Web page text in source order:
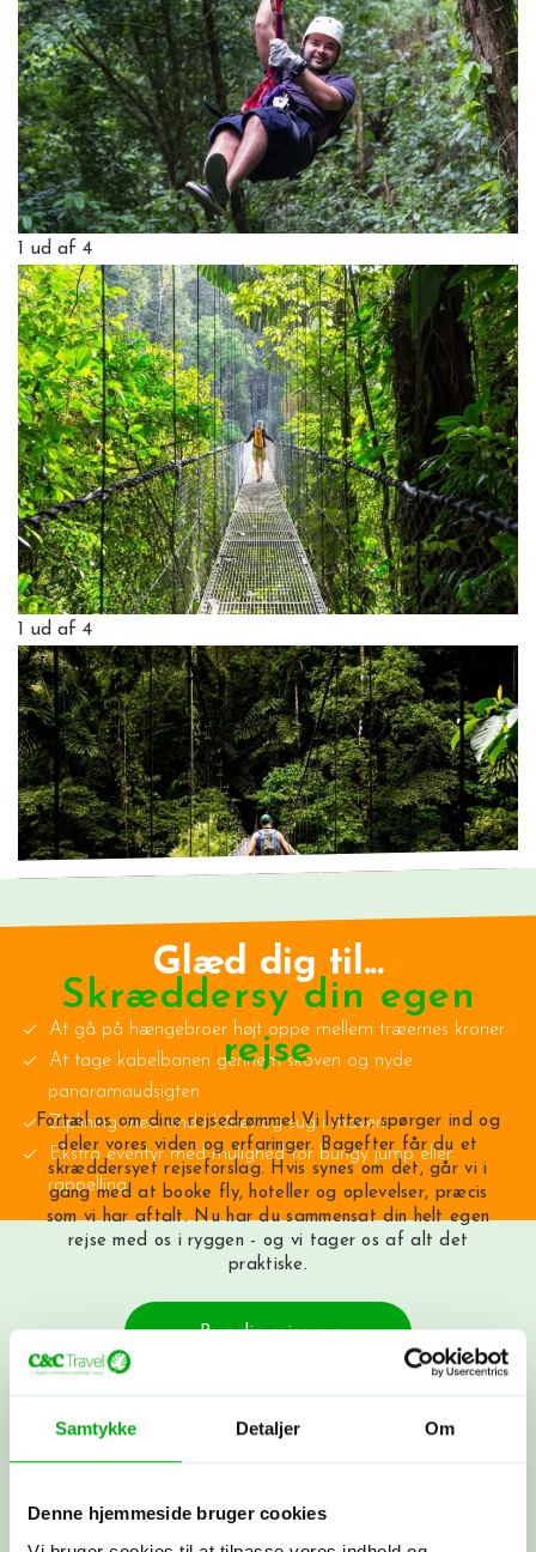
Samtykke Detaljer Om
Denne hjemmeside bruger cookies
1 ud af 4
1 ud af 4
Glæd dig til...
At gå på hængebroer højt oppe mellem træernes kroner
At tage kabelbanen gennem skoven og nyde
panoramaudsigten
Ziplining med vind i håret og sug i maven
Ekstra eventyr med mulighed for bungy jump eller
rappelling
Skræddersy din egen
rejse
Fortæl os om dine rejsedrømme! Vi lytter, spørger ind og
deler vores viden og erfaringer. Bagefter får du et
skræddersyet rejseforslag. Hvis synes om det, går vi i
gang med at booke fly, hoteller og oplevelser, præcis
som vi har aftalt. Nu har du sammensat din helt egen
rejse med os i ryggen - og vi tager os af alt det
praktiske.
Byg din rejse nu
Få et tilbud
Ring til os på 3315 3322, få et tilbud
helt uforpligtende at få et tilbud.